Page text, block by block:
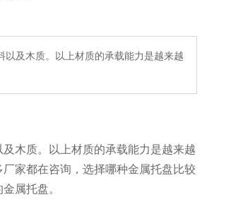
以及木质。以上材质的承载能力是越来越
以及木质。以上材质的承载能力是越来越
厂家都在咨询，选择哪种金属托盘比较
盘。